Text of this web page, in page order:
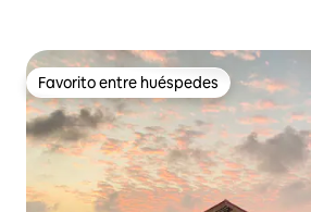
Favorito entre huéspedes
Favorito entre huéspedes